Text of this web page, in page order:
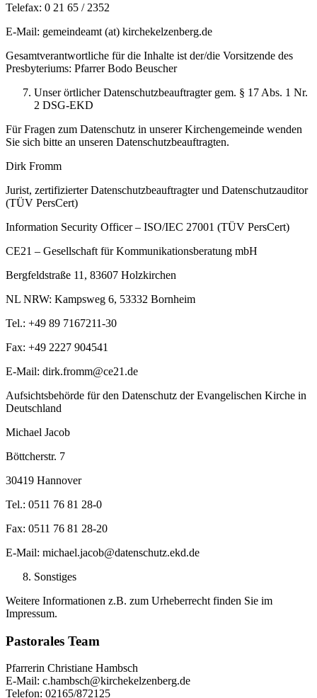
Telefax: 0 21 65 / 2352
E-Mail: gemeindeamt (at) kirchekelzenberg.de
Gesamtverantwortliche für die Inhalte ist der/die Vorsitzende des
Presbyteriums: Pfarrer Bodo Beuscher
Unser örtlicher Datenschutzbeauftragter gem. § 17 Abs. 1 Nr.
2 DSG-EKD
Für Fragen zum Datenschutz in unserer Kirchengemeinde wenden
Sie sich bitte an unseren Datenschutzbeauftragten.
Dirk Fromm
Jurist, zertifizierter Datenschutzbeauftragter und Datenschutzauditor
(TÜV PersCert)
Information Security Officer – ISO/IEC 27001 (TÜV PersCert)
CE21 – Gesellschaft für Kommunikationsberatung mbH
Bergfeldstraße 11, 83607 Holzkirchen
NL NRW: Kampsweg 6, 53332 Bornheim
Tel.: +49 89 7167211-30
Fax: +49 2227 904541
E-Mail: dirk.fromm@ce21.de
Aufsichtsbehörde für den Datenschutz der Evangelischen Kirche in
Deutschland
Michael Jacob
Böttcherstr. 7
30419 Hannover
Tel.: 0511 76 81 28-0
Fax: 0511 76 81 28-20
E-Mail: michael.jacob@datenschutz.ekd.de
Sonstiges
Weitere Informationen z.B. zum Urheberrecht finden Sie im
Impressum.
Pastorales Team
Pfarrerin Christiane Hambsch
E-Mail: c.hambsch@kirchekelzenberg.de
Telefon: 02165/872125